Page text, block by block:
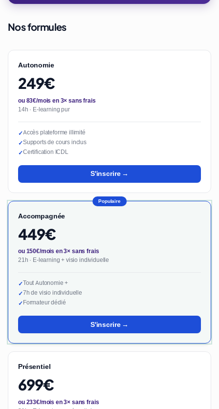
Nos formules
Autonomie
249€
ou 83€/mois en 3× sans frais
14h · E-learning pur
✓Accès plateforme illimité
✓Supports de cours inclus
✓Certification ICDL
S'inscrire →
Populaire
Accompagnée
449€
ou 150€/mois en 3× sans frais
21h · E-learning + visio individuelle
✓Tout Autonomie +
✓7h de visio individuelle
✓Formateur dédié
S'inscrire →
Présentiel
699€
ou 233€/mois en 3× sans frais